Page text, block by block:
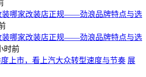
装哪家改装店正规——劲浪品牌特点与选
装哪家改装店正规——劲浪品牌特点与选
时前
上市，看上汽大众转型速度与节奏 展